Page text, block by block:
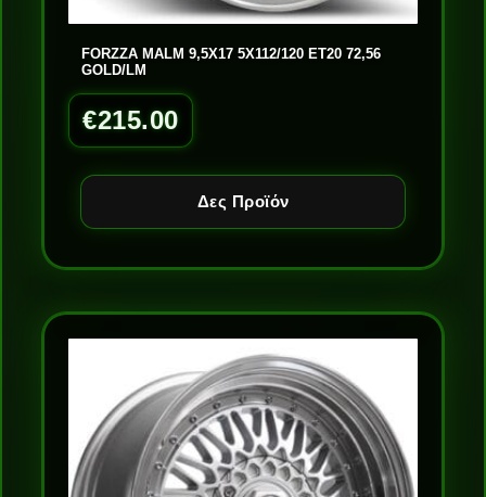
FORZZA MALM 9,5X17 5X112/120 ET20 72,56
GOLD/LM
€215.00
Δες Προϊόν